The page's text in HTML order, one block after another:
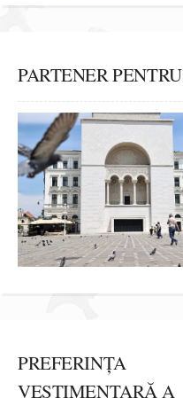
PARTENER PENTRU
PREFERINȚA
VESTIMENTARĂ A